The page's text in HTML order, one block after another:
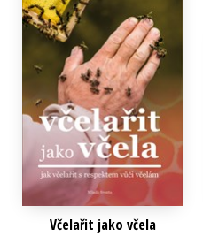
Včelařit jako včela